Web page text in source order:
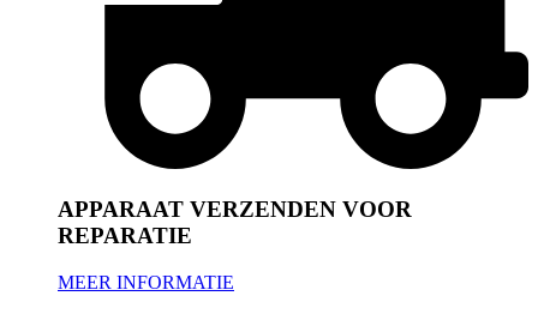
APPARAAT VERZENDEN VOOR
REPARATIE
MEER INFORMATIE